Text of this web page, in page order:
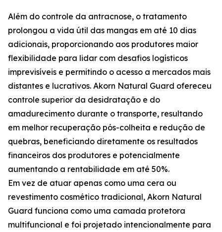
Além do controle da antracnose, o tratamento
prolongou a vida útil das mangas em até 10 dias
adicionais, proporcionando aos produtores maior
flexibilidade para lidar com desafios logísticos
imprevisíveis e permitindo o acesso a mercados mais
distantes e lucrativos. Akorn Natural Guard ofereceu
controle superior da desidratação e do
amadurecimento durante o transporte, resultando
em melhor recuperação pós-colheita e redução de
quebras, beneficiando diretamente os resultados
financeiros dos produtores e potencialmente
aumentando a rentabilidade em até 50%.
Em vez de atuar apenas como uma cera ou
revestimento cosmético tradicional, Akorn Natural
Guard funciona como uma camada protetora
multifuncional e foi projetado intencionalmente para